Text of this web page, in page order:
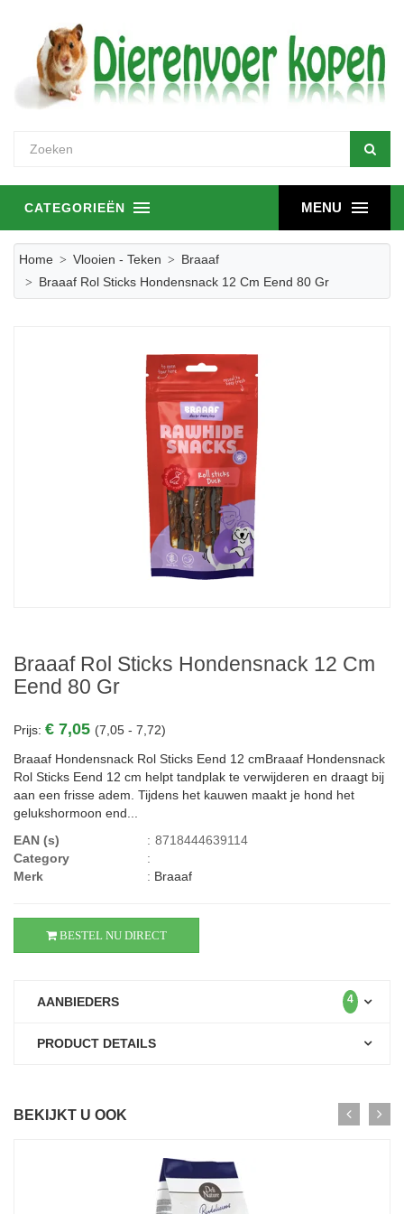
MENU
CATEGORIEËN
Home Vlooien - Teken
Braaaf
Braaaf Rol Sticks Hondensnack 12 Cm Eend 80 Gr
Braaaf Rol Sticks Hondensnack 12 Cm
Eend 80 Gr
Prijs: € 7,05 (7,05 - 7,72)
Braaaf Hondensnack Rol Sticks Eend 12 cmBraaaf Hondensnack
Rol Sticks Eend 12 cm helpt tandplak te verwijderen en draagt bij
aan een frisse adem. Tijdens het kauwen maakt je hond het
gelukshormoon end...
EAN (s)
: 8718444639114
Category
:
Merk
: Braaaf
BESTEL NU DIRECT
AANBIEDERS 4
PRODUCT DETAILS
BEKIJKT U OOK